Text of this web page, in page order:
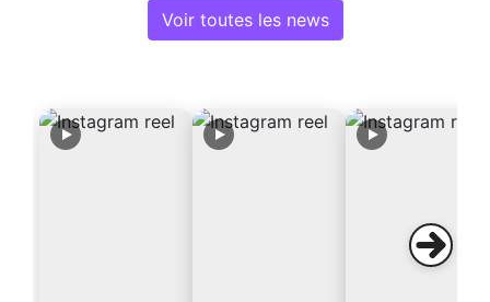
Voir toutes les news